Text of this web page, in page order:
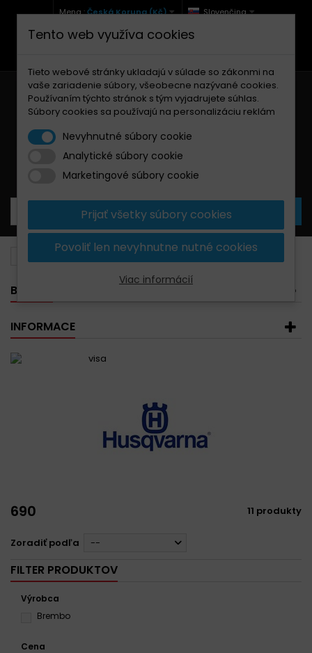
Mena :Česká Koruna (Kč) Slovenčina
+420 771 127 977 (Po-Pá, 9-12 a 13-17)
Košík0Produkty
BANNER
INFORMACE
690 11 produkty
Zoradiť podľa --
FILTER PRODUKTOV
Výrobca
Brembo
Cena
Tento web využíva cookies
Tieto webové stránky ukladajú v súlade so zákonmi na
vaše zariadenie súbory, všeobecne nazývané cookies.
Používaním týchto stránok s tým vyjadrujete súhlas.
Súbory cookies sa používajú na personalizáciu reklám
Nevyhnutné súbory cookie
Analytické súbory cookie
Marketingové súbory cookie
Prijať všetky súbory cookies
Povoliť len nevyhnutne nutné cookies
Viac informácií